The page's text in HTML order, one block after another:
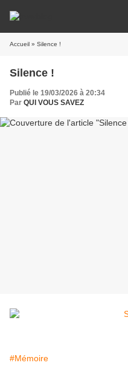
Accueil » Silence !
Silence !
Publié le 19/03/2026 à 20:34
Par QUI VOUS SAVEZ
#Mémoire